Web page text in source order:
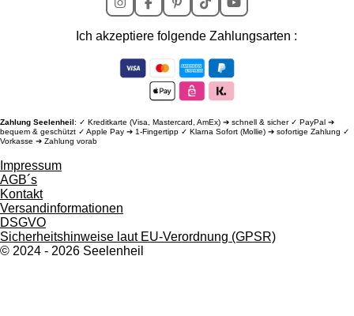
I
n
s
a
F
a
c
b
o
k
P
i
n
t
e
e
s
T
i
k
o
Y
o
u
u
e
Ich akzeptiere folgende Zahlungsarten :
Zahlung Seelenheil: ✓ Kreditkarte (Visa, Mastercard, AmEx) ➔ schnell & sicher ✓ PayPal ➔
bequem & geschützt ✓ Apple Pay ➔ 1-Fingertipp ✓ Klarna Sofort (Mollie) ➔ sofortige Zahlung ✓
Vorkasse ➔ Zahlung vorab
Impressum
AGB´s
Kontakt
Versandinformationen
DSGVO
Sicherheitshinweise l aut EU-Verordnung (GPSR)
© 2024 - 2026 Seelenheil